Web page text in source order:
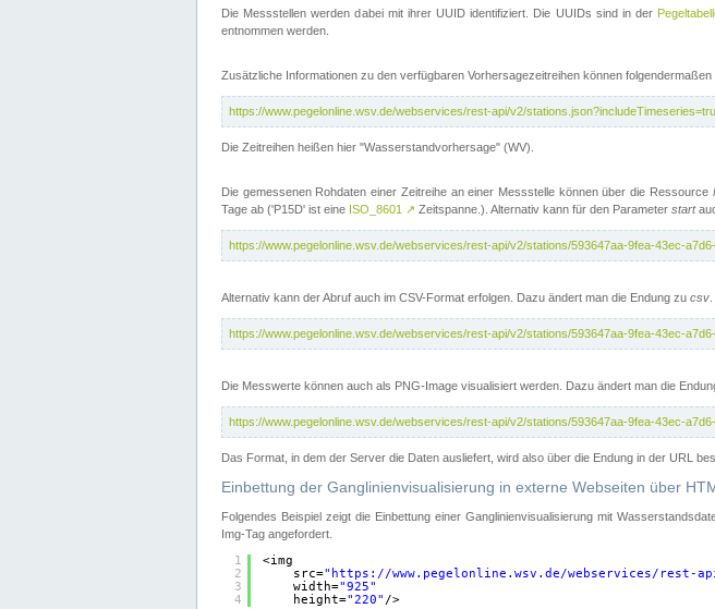
Die Messstellen werden dabei mit ihrer UUID identifiziert. Die UUIDs sind in der
entnommen werden.
Zusätzliche Informationen zu den verfügbaren Vorhersagezeitreihen können folgendermaßen
https://www.pegelonline.wsv.de/webservices/rest-api/v2/
Die Zeitreihen heißen hier "Wasserstandvorhersage" (WV).
Die gemessenen Rohdaten einer Zeitreihe an einer Messstelle können über die Ressource
Tage ab ('P15D' ist eine ISO_8601 ↗ Zeitspanne.). Alternativ kann für den Parameter start
https://www.pegelonline.wsv.de/webservices/rest-api/v2/stations/593647aa-9fea-43ec-
Alternativ kann der Abruf auch im CSV-Format erfolgen. Dazu ändert man die Endung zu csv
https://www.pegelonline.wsv.de/webservices/rest-api/v2/stations/593647aa-9fea-43ec-
Die Messwerte können auch als PNG-Image visualisiert werden. Dazu ändert man die
https://www.pegelonline.wsv.de/webservices/rest-api/v2/stations/593647aa-9fea-43ec-
Das Format, in dem der Server die Daten ausliefert, wird also über die Endung in der URL
Einbettung der Ganglinienvisualisierung in externe Webseiten über
Folgendes Beispiel zeigt die Einbettung einer Ganglinienvisualisierung mit
Img-Tag angefordert.
1
2
3
4
<img
src=" https://www.pegelonline.wsv.de/webservices/rest-api/
width="925"
height="220" />